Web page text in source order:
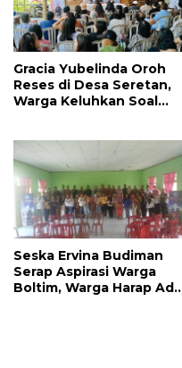
Gracia Yubelinda Oroh
Reses di Desa Seretan,
Warga Keluhkan Soal
Seska Ervina Budiman
Serap Aspirasi Warga
Boltim, Warga Harap Ada